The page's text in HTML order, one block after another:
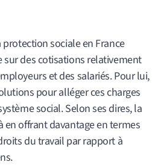
sociale en France
sur des cotisations relativement
et des salariés. Pour lui,
pour alléger ces charges
social. Selon ses dires, la
en offrant davantage en termes
du travail par rapport à